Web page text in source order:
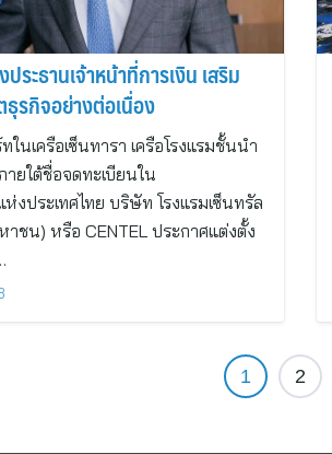
ระธานเจ้าหน้าที่การเงิน เสริม
ธุรกิจอย่างต่อเนื่อง
ในเครือเซ็นทารา เครือโรงแรมชั้นนำ
ายใต้ชื่อจดทะเบียนใน
งประเทศไทย บริษัท โรงแรมเซ็นทรัล
ชน) หรือ CENTEL ประกาศแต่งตั้ง
1 2